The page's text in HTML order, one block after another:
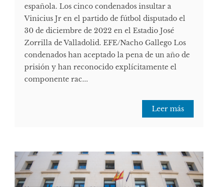
española. Los cinco condenados insultar a
Vinicius Jr en el partido de fútbol disputado el
30 de diciembre de 2022 en el Estadio José
Zorrilla de Valladolid. EFE/Nacho Gallego Los
condenados han aceptado la pena de un año de
prisión y han reconocido explícitamente el
componente rac...
Leer más